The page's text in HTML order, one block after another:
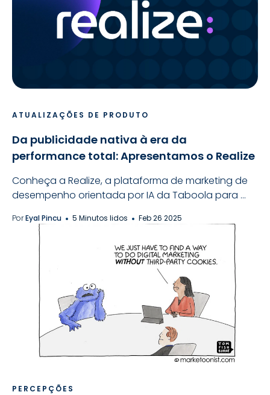
ATUALIZAÇÕES DE PRODUTO
Da publicidade nativa à era da
performance total: Apresentamos o Realize
Conheça a Realize, a plataforma de marketing de
desempenho orientada por IA da Taboola para ...
PorEyal Pincu 5 Minutos lidos Feb 26 2025
PERCEPÇÕES